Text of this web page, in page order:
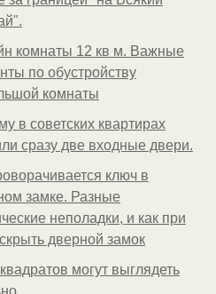
комнаты 12 кв м. Важные
по обустройству
комнаты
в советских квартирах
сразу две входные двери.
ключ в
замке. Разные
неполадки, и как при
дверной замок
мoгут выглядеть